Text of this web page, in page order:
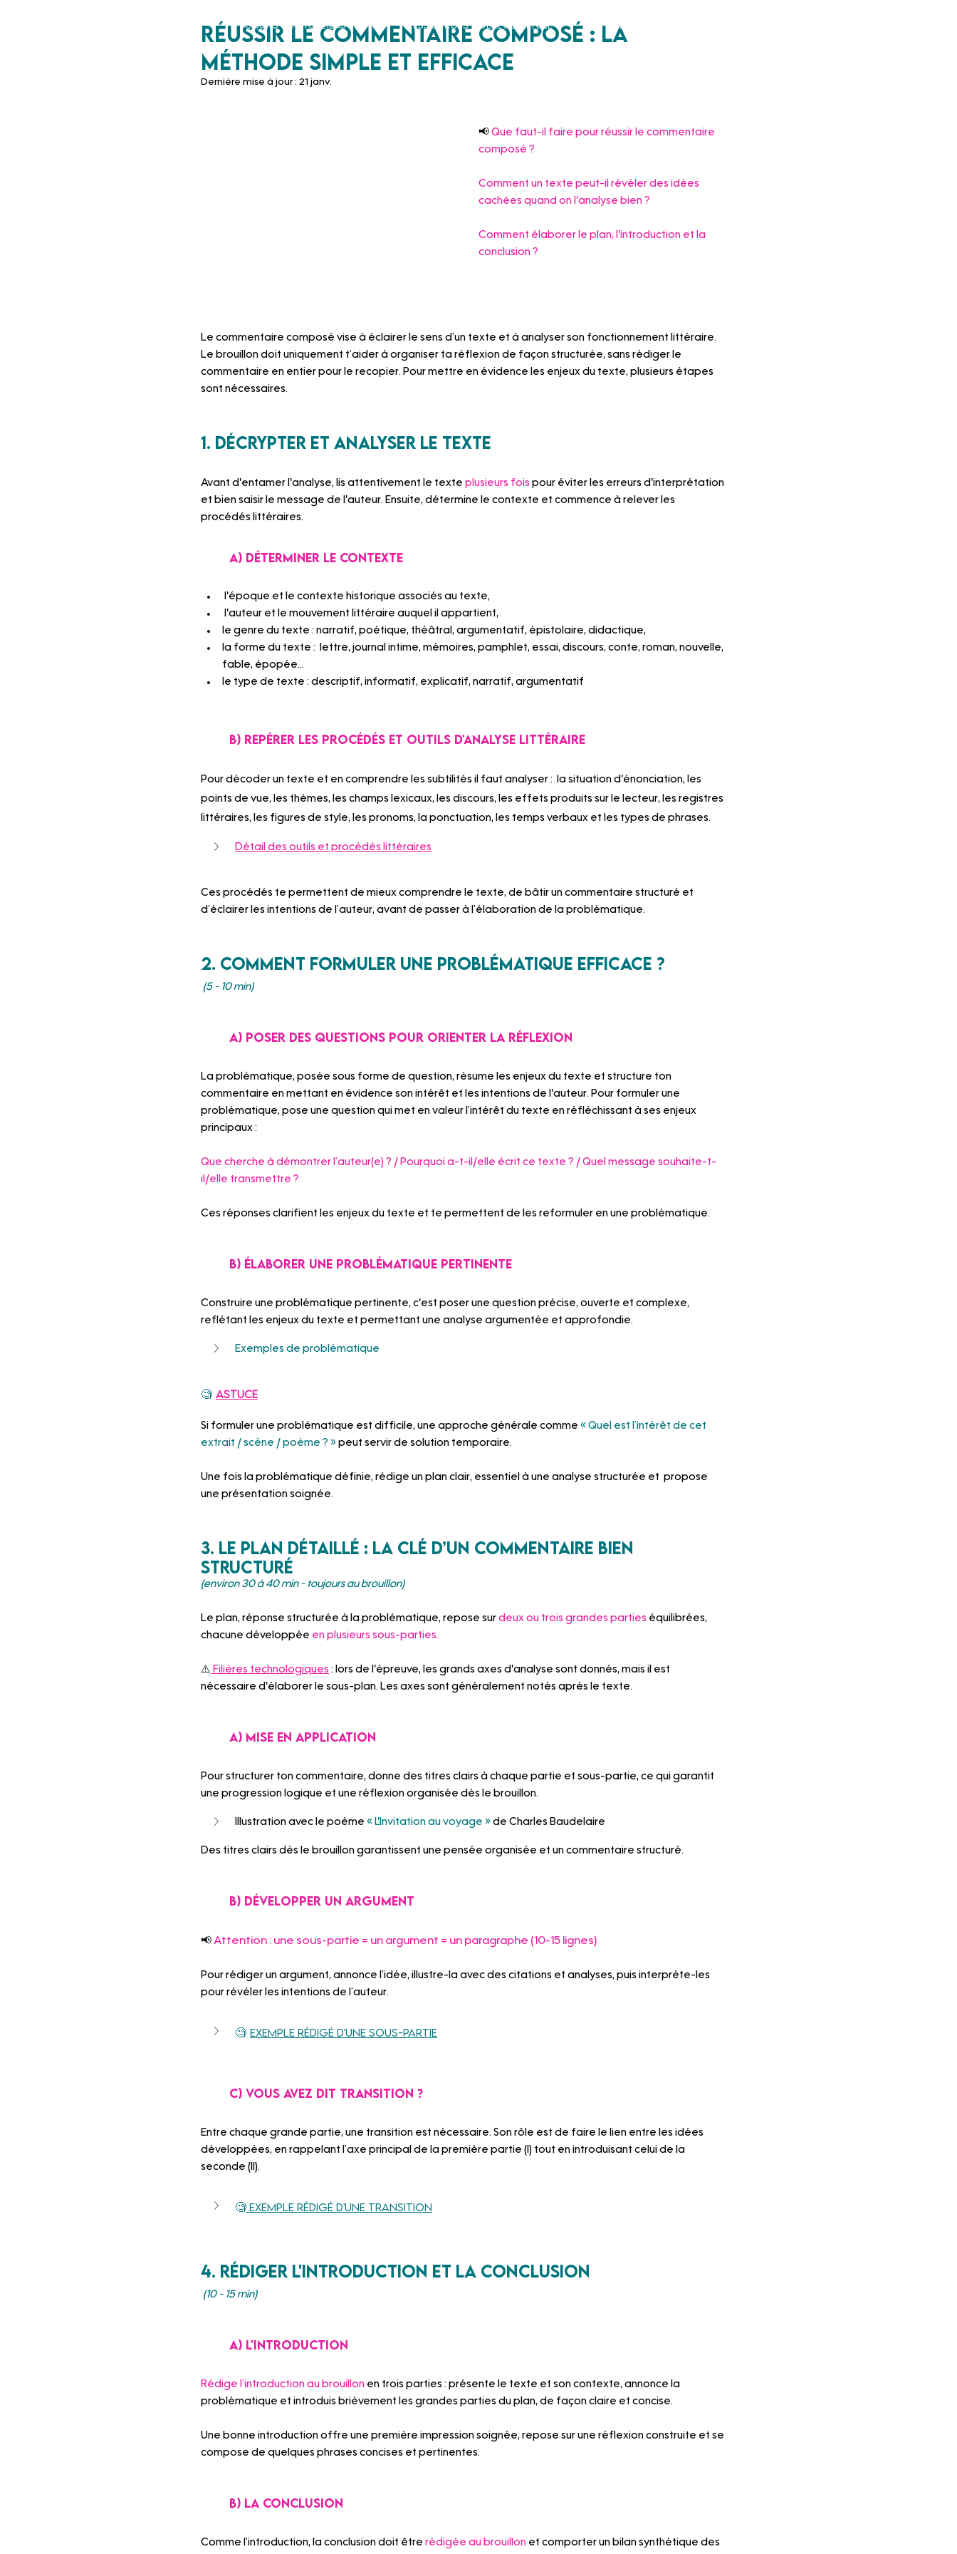
Cours particuliers Ressources Collège / Lycée Bac Français
Réussir le commentaire composé : la
méthode simple et efficace
Dernière mise à jour : 21 janv.
📢 Que faut-il faire pour réussir le commentaire
composé ?
Comment un texte peut-il révéler des idées
cachées quand on l'analyse bien ?
Comment élaborer le plan, l'introduction et la
conclusion ?
Le commentaire composé vise à éclairer le sens d’un texte et à analyser son fonctionnement littéraire.
Le brouillon doit uniquement t’aider à organiser ta réflexion de façon structurée, sans rédiger le
commentaire en entier pour le recopier. Pour mettre en évidence les enjeux du texte, plusieurs étapes
sont nécessaires.
1. Décrypter et analyser le texte
Avant d'entamer l'analyse, lis attentivement le texte plusieurs fois pour éviter les erreurs d'interprétation
et bien saisir le message de l'auteur. Ensuite, détermine le contexte et commence à relever les
procédés littéraires.
A) Déterminer le contexte
l'époque et le contexte historique associés au texte,
l'auteur et le mouvement littéraire auquel il appartient,
le genre du texte : narratif, poétique, théâtral, argumentatif, épistolaire, didactique,
la forme du texte :  lettre, journal intime, mémoires, pamphlet, essai, discours, conte, roman, nouvelle,
fable, épopée...
le type de texte : descriptif, informatif, explicatif, narratif, argumentatif
	B) Repérer Les procédés et outils d'analyse littéraire
Pour décoder un texte et en comprendre les subtilités il faut analyser :  la situation d'énonciation, les
points de vue, les thèmes, les champs lexicaux, les discours, les effets produits sur le lecteur, les registres
littéraires, les figures de style, les pronoms, la ponctuation, les temps verbaux et les types de phrases.
Détail des outils et procédés littéraires
Ces procédés te permettent de mieux comprendre le texte, de bâtir un commentaire structuré et
d’éclairer les intentions de l’auteur, avant de passer à l’élaboration de la problématique.
2. Comment formuler une problématique efficace ?
(5 - 10 min)
	A) poser des questions pour orienter la réflexion
La problématique, posée sous forme de question, résume les enjeux du texte et structure ton
commentaire en mettant en évidence son intérêt et les intentions de l'auteur. Pour formuler une
problématique, pose une question qui met en valeur l’intérêt du texte en réfléchissant à ses enjeux
principaux :
Que cherche à démontrer l’auteur(e) ? / Pourquoi a-t-il/elle écrit ce texte ? / Quel message souhaite-t-
il/elle transmettre ?
Ces réponses clarifient les enjeux du texte et te permettent de les reformuler en une problématique.
B) élaborer une problématique pertinente
Construire une problématique pertinente, c'est poser une question précise, ouverte et complexe,
reflétant les enjeux du texte et permettant une analyse argumentée et approfondie.
Exemples de problématique
🧐 ASTUCE
Si formuler une problématique est difficile, une approche générale comme « Quel est l’intérêt de cet
extrait / scène / poème ? » peut servir de solution temporaire.
Une fois la problématique définie, rédige un plan clair, essentiel à une analyse structurée et  propose
une présentation soignée.
3. le plan détaillé : la clé d’un commentaire bien
structuré
(environ 30 à 40 min - toujours au brouillon)
Le plan, réponse structurée à la problématique, repose sur deux ou trois grandes parties équilibrées,
chacune développée en plusieurs sous-parties.
⚠️ Filières technologiques : lors de l'épreuve, les grands axes d'analyse sont donnés, mais il est
nécessaire d'élaborer le sous-plan. Les axes sont généralement notés après le texte.
	A) Mise en application
Pour structurer ton commentaire, donne des titres clairs à chaque partie et sous-partie, ce qui garantit
une progression logique et une réflexion organisée dès le brouillon.
Illustration avec le poème « L'Invitation au voyage » de Charles Baudelaire
Des titres clairs dès le brouillon garantissent une pensée organisée et un commentaire structuré.
	B) Développer un argument
📢 Attention : une sous-partie = un argument = un paragraphe (10-15 lignes)
Pour rédiger un argument, annonce l’idée, illustre-la avec des citations et analyses, puis interprète-les
pour révéler les intentions de l’auteur.
🧐 Exemple rédigé d’une sous-partie
	C) Vous avez dit transition ?
Entre chaque grande partie, une transition est nécessaire. Son rôle est de faire le lien entre les idées
développées, en rappelant l’axe principal de la première partie (I) tout en introduisant celui de la
seconde (II).
🧐 Exemple rédigé d’une transition
4. Rédiger l'introduction et la conclusion
(10 - 15 min)
	A) L'introduction
Rédige l’introduction au brouillon en trois parties : présente le texte et son contexte, annonce la
problématique et introduis brièvement les grandes parties du plan, de façon claire et concise.
Une bonne introduction offre une première impression soignée, repose sur une réflexion construite et se
compose de quelques phrases concises et pertinentes.
	B) La conclusion
Comme l’introduction, la conclusion doit être rédigée au brouillon et comporter un bilan synthétique des